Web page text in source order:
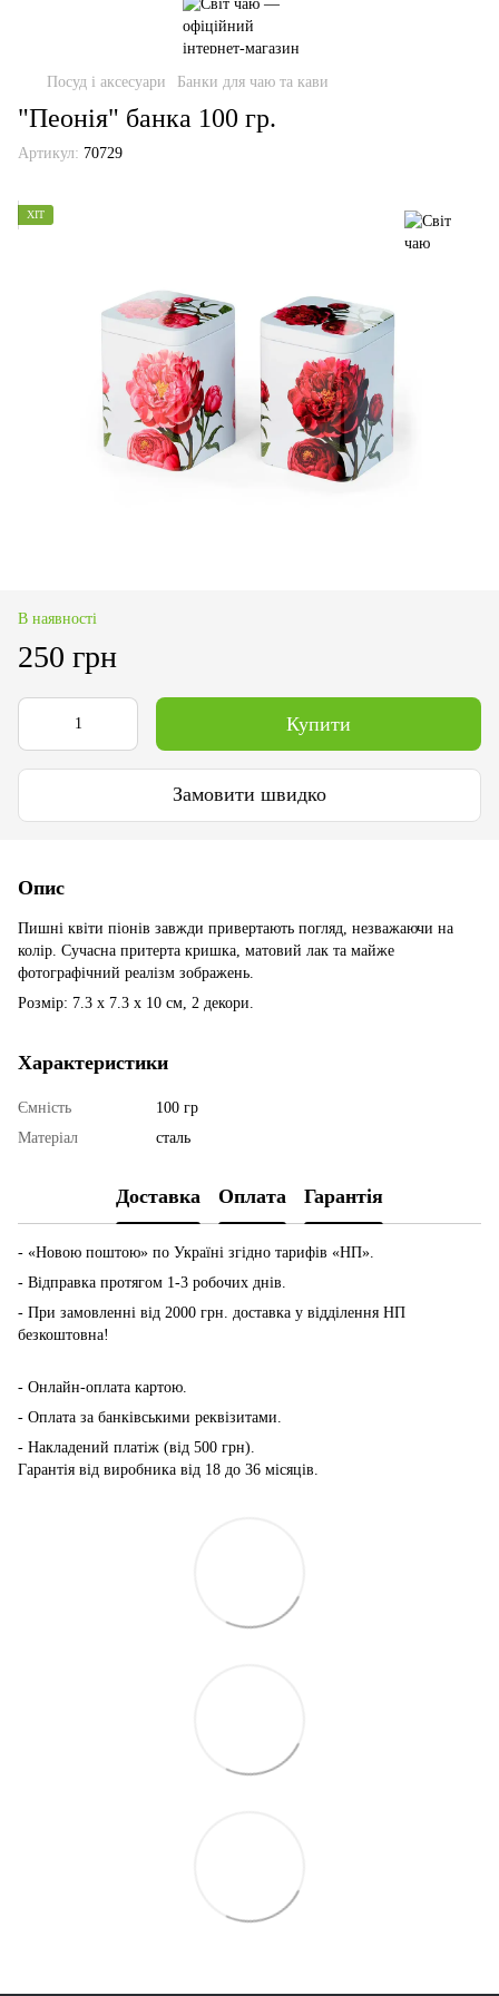
Посуд і аксесуари Банки для чаю та кави
"Пеонія" банка 100 гр.
Артикул: 70729
ХІТ
В наявності
250 грн
Купити
Замовити швидко
Опис
Пишні квіти піонів завжди привертають погляд, незважаючи на
колір. Сучасна притерта кришка, матовий лак та майже
фотографічний реалізм зображень.
Розмір: 7.3 x 7.3 x 10 см, 2 декори.
Характеристики
Ємність
100 гр
Матеріал
сталь
Доставка Оплата Гарантія
- «Новою поштою» по Україні згідно тарифів «НП».
- Відправка протягом 1-3 робочих днів.
- При замовленні від 2000 грн. доставка у відділення НП
безкоштовна!
- Онлайн-оплата картою.
- Оплата за банківськими реквізитами.
- Накладений платіж (від 500 грн).
Гарантія від виробника від 18 до 36 місяців.